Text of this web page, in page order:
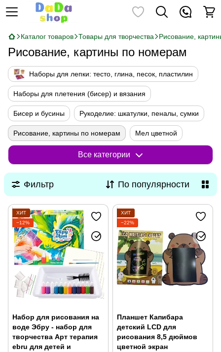
Каталог товаров Товары для творчества Рисование,
Рисование, картины по номерам
Наборы для лепки: тесто, глина, песок, пластилин
Наборы для плетения (бисер) и вязания
Бисер и бусины Рукоделие: шкатулки, пеналы, сумки
Рисование, картины по номерам Мел цветной
Все категории
Фильтр По популярности
ХИТ
−12%
Набор для рисования на
воде Эбру - набор для
творчества Арт терапия
ebru для детей и
ХИТ
−22%
Планшет Капибара
детский LCD для
рисования 8,5 дюймов
цветной экран